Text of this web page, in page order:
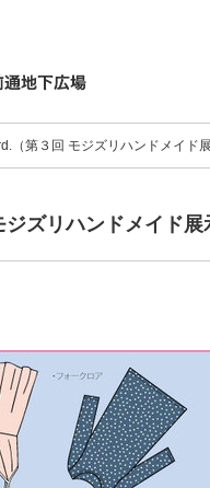
（第３回 モジズリハンドメイド
ズリハンドメイド展